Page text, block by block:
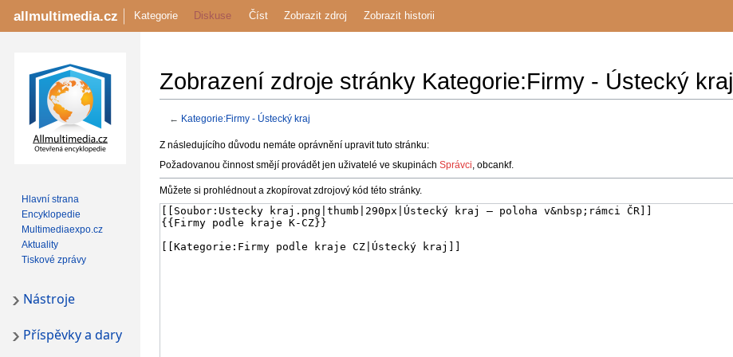
Zobrazení zdroje stránky Kategorie:Firmy - Ústecký kraj
← Kategorie:Firmy - Ústecký kraj
Jump
to
navigation
Jump
to
search
Z následujícího důvodu nemáte oprávnění upravit tuto stránku:
Požadovanou činnost smějí provádět jen uživatelé ve skupinách Správci , obcankf.
Můžete si prohlédnout a zkopírovat zdrojový kód této stránky.
allmultimedia.cz Kategorie Diskuse Číst Zobrazit zdroj Zobrazit historii
Hlavní strana
Encyklopedie
Multimediaexpo.cz
Aktuality
Tiskové zprávy
Nástroje
Příspěvky a dary